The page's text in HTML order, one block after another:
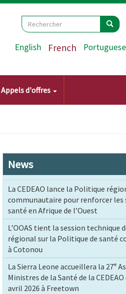
Search
Rechercher
English French Portuguese
Appels d'offres
News
La CEDEAO lance la Politique
communautaire pour renforcer les
santé en Afrique de l’Ouest
L’OOAS tient la session technique
régional sur la Politique de santé
à Cotonou
La Sierra Leone accueillera la 27ᵉ
Ministres de la Santé de la CEDEAO
avril 2026 à Freetown